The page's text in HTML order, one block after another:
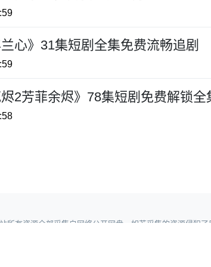
兰心》31集短剧全集免费流畅追剧
烬2芳菲余烬》78集短剧免费解锁全
所有资源全部采集自网络公开网盘，如若采集的资源侵犯